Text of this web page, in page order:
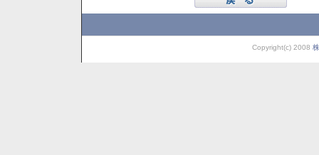
Copyright(c) 2008